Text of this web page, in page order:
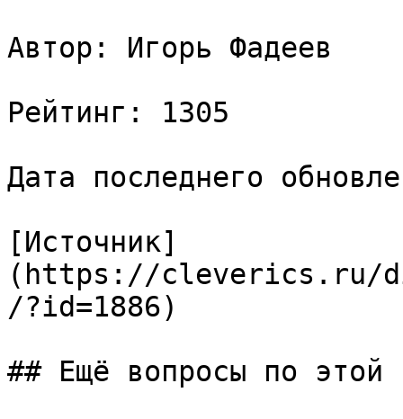
Автор: Игорь Фадеев
Рейтинг: 1305
Дата последнего
[Источник]
(https://cleverics.ru/
/?id=1886)
## Ещё вопросы по этой